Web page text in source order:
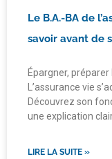
Le B.A.-BA de
savoir avant de
Épargner,
L’assurance vie
Découvrez son
une explication
LIRE LA SUITE »